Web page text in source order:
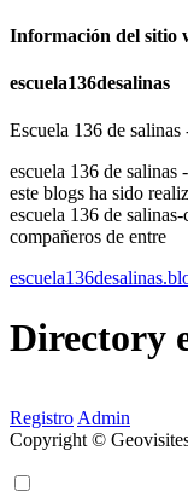
Información del sitio
escuela136desalinas
Escuela 136 de salinas
escuela 136 de salinas
este blogs ha sido
escuela 136 de
compañeros de entre
Directory
Registro Admin
Copyright ©